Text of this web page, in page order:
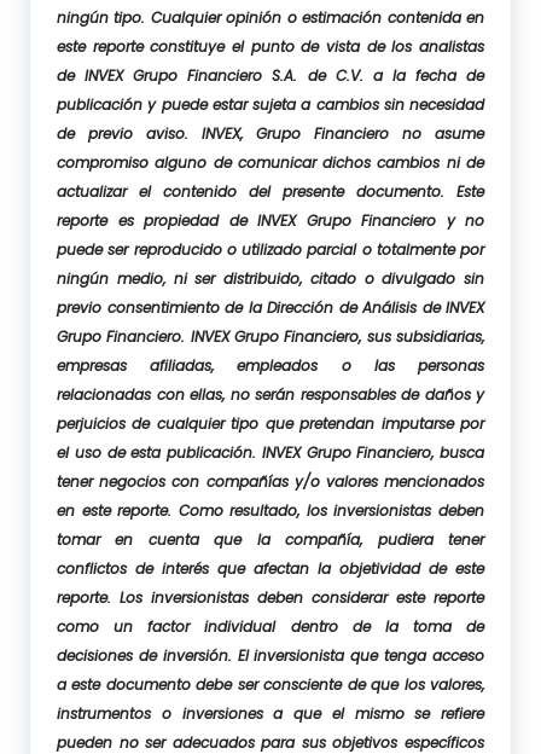
ningún tipo. Cualquier opinión o estimación contenida en
este reporte constituye el punto de vista de los analistas
de INVEX Grupo Financiero S.A. de C.V. a la fecha de
publicación y puede estar sujeta a cambios sin necesidad
de previo aviso. INVEX, Grupo Financiero no asume
compromiso alguno de comunicar dichos cambios ni de
actualizar el contenido del presente documento. Este
reporte es propiedad de INVEX Grupo Financiero y no
puede ser reproducido o utilizado parcial o totalmente por
ningún medio, ni ser distribuido, citado o divulgado sin
previo consentimiento de la Dirección de Análisis de INVEX
Grupo Financiero. INVEX Grupo Financiero, sus subsidiarias,
empresas afiliadas, empleados o las personas
relacionadas con ellas, no serán responsables de daños y
perjuicios de cualquier tipo que pretendan imputarse por
el uso de esta publicación. INVEX Grupo Financiero, busca
tener negocios con compañías y/o valores mencionados
en este reporte. Como resultado, los inversionistas deben
tomar en cuenta que la compañía, pudiera tener
conflictos de interés que afectan la objetividad de este
reporte. Los inversionistas deben considerar este reporte
como un factor individual dentro de la toma de
decisiones de inversión. El inversionista que tenga acceso
a este documento debe ser consciente de que los valores,
instrumentos o inversiones a que el mismo se refiere
pueden no ser adecuados para sus objetivos específicos